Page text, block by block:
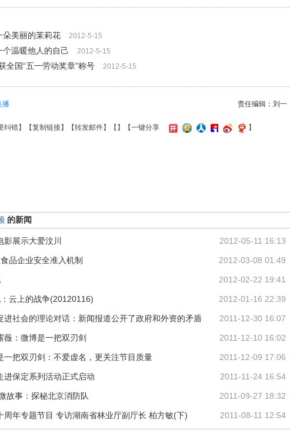
朵美丽的茉莉花
2012-5-15
温暖他人的自己 2012-5-15
全国“五一劳动奖章”称号 2012-5-15
责任编辑：刘一
播
纠错】【复制链接】【转发邮件】【 】 【一键分享 】
的新闻
2012-05-11 16:13
影展示大爱汶川
2012-03-08 01:49
品企业安全准入机制
2012-02-22 19:41
2012-01-16 22:39
云上的战争(20120116)
2011-12-30 16:07
进社会的理论对话：新闻报道公开了政府和外资的矛盾
2011-12-10 16:02
薇：微博是一把双刃剑
2011-12-09 17:06
一把双刃剑：不爱虚名，更关注节目质量
2011-11-24 16:54
进保定系列活动正式启动
2011-09-27 18:32
故事：探秘北京消防队
2011-08-11 12:54
周年专题节目 专访湖南省林业厅副厅长 柏方敏(下)